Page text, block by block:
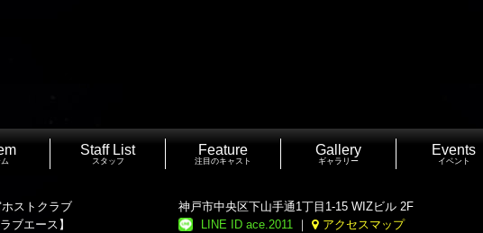
Staff List
スタッフ
Feature
注目のキャスト
Gallery
ギャラリー
Events
イベント
ストクラブ
ブエース】
神戸市中央区下山手通1丁目1-15 WIZビル 2F
LINE ID ace.2011 ｜ アクセスマップ